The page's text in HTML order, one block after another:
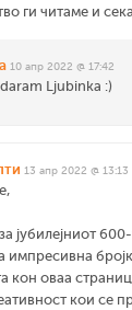
ги читаме и
10 апр 2022 @ 17:42
Ljubinka :)
13 апр 2022 @ 13:13
јубилејниот
импресивна
кон оваа
кои се